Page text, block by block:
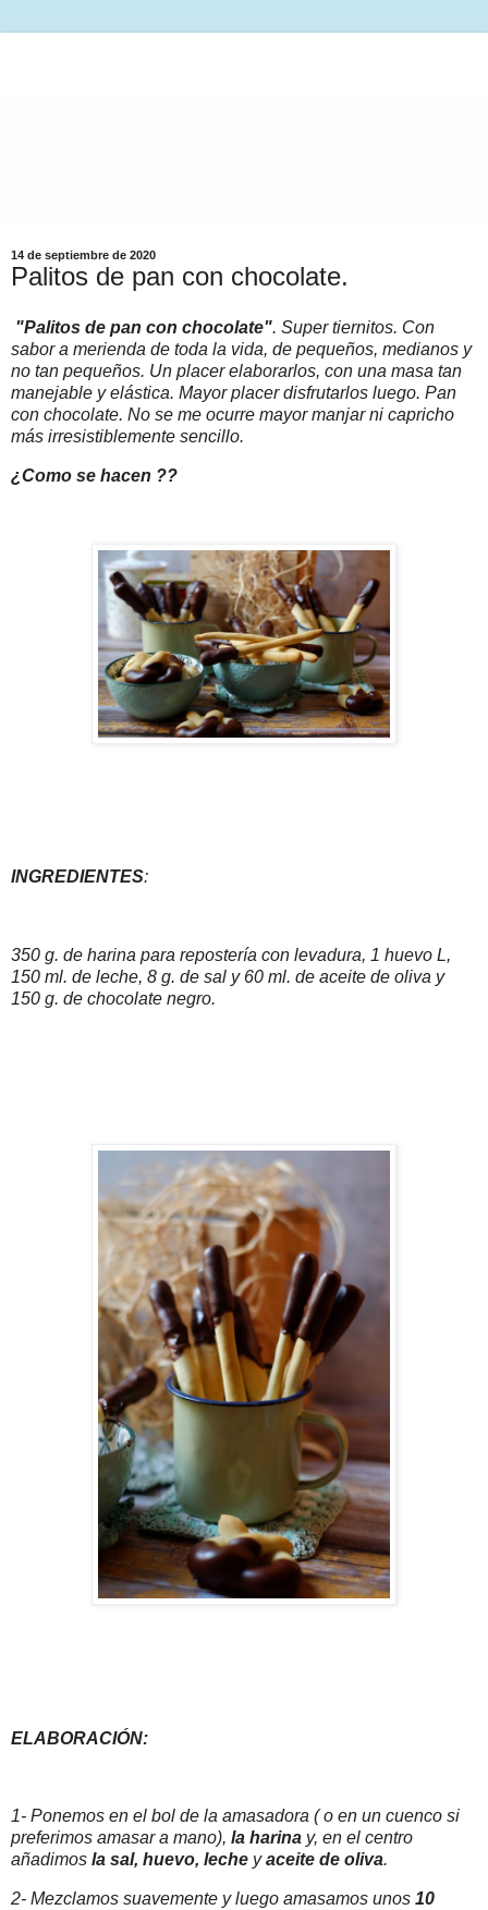
14 de septiembre de 2020
Palitos de pan con chocolate.
"Palitos de pan con chocolate". Super tiernitos. Con
sabor a merienda de toda la vida, de pequeños, medianos y
no tan pequeños. Un placer elaborarlos, con una masa tan
manejable y elástica. Mayor placer disfrutarlos luego. Pan
con chocolate. No se me ocurre mayor manjar ni capricho
más irresistiblemente sencillo.
¿Como se hacen ??
INGREDIENTES:
350 g. de harina para repostería con levadura, 1 huevo L,
150 ml. de leche, 8 g. de sal y 60 ml. de aceite de oliva y
150 g. de chocolate negro.
ELABORACIÓN:
1- Ponemos en el bol de la amasadora ( o en un cuenco si
preferimos amasar a mano), la harina y, en el centro
añadimos la sal, huevo, leche yaceite de oliva.
2- Mezclamos suavemente y luego amasamos unos 10